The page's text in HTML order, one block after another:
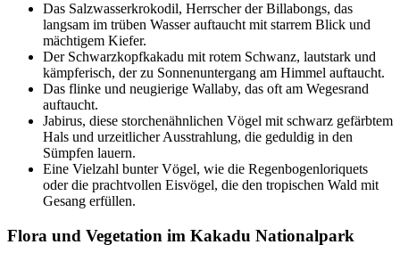
Das Salzwasserkrokodil, Herrscher der Billabongs, das
langsam im trüben Wasser auftaucht mit starrem Blick und
mächtigem Kiefer.
Der Schwarzkopfkakadu mit rotem Schwanz, lautstark und
kämpferisch, der zu Sonnenuntergang am Himmel auftaucht.
Das flinke und neugierige Wallaby, das oft am Wegesrand
auftaucht.
Jabirus, diese storchenähnlichen Vögel mit schwarz gefärbtem
Hals und urzeitlicher Ausstrahlung, die geduldig in den
Sümpfen lauern.
Eine Vielzahl bunter Vögel, wie die Regenbogenloriquets
oder die prachtvollen Eisvögel, die den tropischen Wald mit
Gesang erfüllen.
Flora und Vegetation im Kakadu Nationalpark